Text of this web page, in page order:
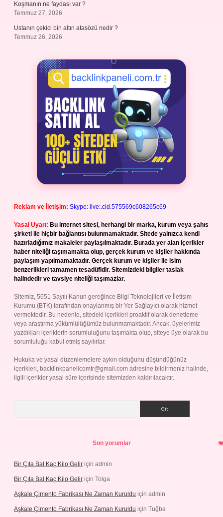
Koşmanın ne faydası var ?
Temmuz 27, 2026
Ustanın çekici bin altın atasözü nedir ?
Temmuz 26, 2026
Reklam ve İletişim: Skype: live:.cid.575569c608265c69
Yasal Uyarı: Bu internet sitesi, herhangi bir marka, kurum veya şahıs
şirketi ile hiçbir bağlantısı bulunmamaktadır. Sitede yalnızca kendi
hazırladığımız makaleler paylaşılmaktadır. Burada yer alan içerikler
haber niteliği taşımamakta olup, gerçek kurum ve kişiler hakkında
paylaşım yapılmamaktadır. Gerçek kurum ve kişiler ile isim
benzerlikleri tamamen tesadüfidir. Sitemizdeki bilgiler taslak
halindedir ve tavsiye niteliği taşımazlar.
Sitemiz, 5651 Sayılı Kanun gereğince Bilgi Teknolojileri ve İletişim
Kurumu (BTK) tarafından onaylanmış bir Yer Sağlayıcı olarak hizmet
vermektedir. Bu nedenle, sitedeki içerikleri proaktif olarak denetleme
veya araştırma yükümlülüğümüz bulunmamaktadır. Ancak, üyelerimiz
yazdıkları içeriklerin sorumluluğunu taşımakta olup, siteye üye olarak bu
sorumluluğu kabul etmiş sayılırlar.
Hukuka ve yasal düzenlemelere aykırı olduğunu düşündüğünüz
içerikleri, backlinkpanelicomtr@gmail.com adresine bildirmeniz halinde,
ilgili içerikler yasal süre içerisinde sitemizden kaldırılacaktır.
Son yorumlar
Bir Çıta Bal Kaç Kilo Gelir için admin
Bir Çıta Bal Kaç Kilo Gelir için Tolga
Aşkale Çimento Fabrikası Ne Zaman Kuruldu için admin
Aşkale Çimento Fabrikası Ne Zaman Kuruldu için Tuğba